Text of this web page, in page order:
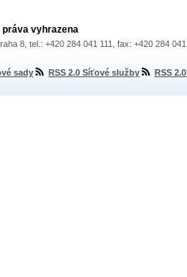
práva vyhrazena
8, tel.: +420 284 041 111, fax: +420 284
sady RSS 2.0 Síťové služby RSS